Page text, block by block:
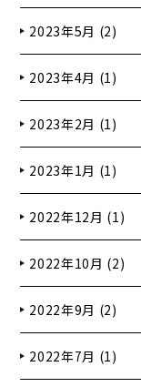
2023年5月 (2)
2023年4月 (1)
2023年2月 (1)
2023年1月 (1)
2022年12月 (1)
2022年10月 (2)
2022年9月 (2)
2022年7月 (1)